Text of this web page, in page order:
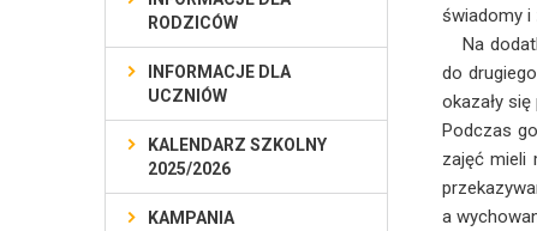
świadomy i
Na
do
okazały
Podczas
zajęć mieli
a
RODZICÓW
INFORMACJE DLA
UCZNIÓW
KALENDARZ SZKOLNY
2025/2026
KAMPANIA